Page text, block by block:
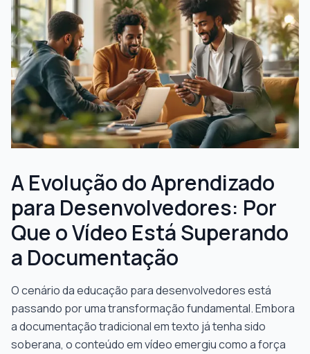
A Evolução do Aprendizado
para Desenvolvedores: Por
Que o Vídeo Está Superando
a Documentação
O cenário da educação para desenvolvedores está
passando por uma transformação fundamental. Embora
a documentação tradicional em texto já tenha sido
soberana, o conteúdo em vídeo emergiu como a força